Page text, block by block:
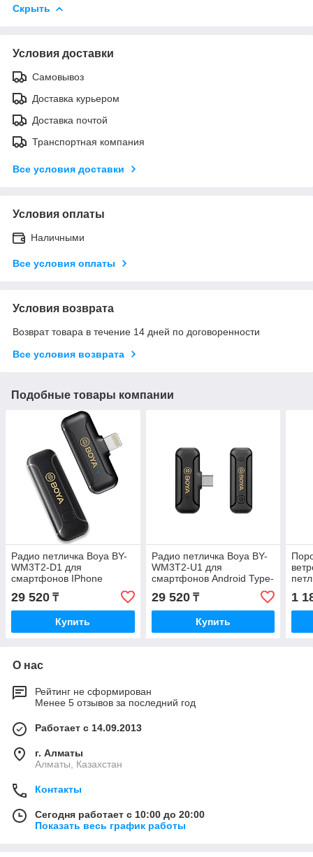
Скрыть
Условия доставки
Самовывоз
Доставка курьером
Доставка почтой
Транспортная компания
Все условия доставки
Условия оплаты
Наличными
Все условия оплаты
Условия возврата
Возврат товара в течение 14 дней по договоренности
Все условия возврата
Подобные товары компании
Радио петличка Boya BY-
WM3T2-D1 для
смартфонов IPhone
29 520 ₸
Купить
Радио петличка Boya BY-
WM3T2-U1 для
смартфонов Android Type-
29 520₸
Купить
1
О нас
Рейтинг не сформирован
Менее 5 отзывов за последний год
Работает с 14.09.2013
г. Алматы
Алматы, Казахстан
Контакты
Сегодня работает с 10:00 до 20:00
Показать весь график работы